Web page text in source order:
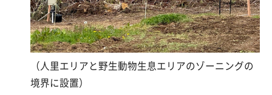
（人里エリアと野生動物生息エリアのゾーニングの
境界に設置）